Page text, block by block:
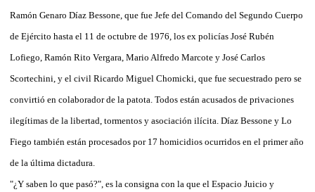
Ramón Genaro Díaz Bessone, que fue Jefe del Comando del Segundo Cuerpo
de Ejército hasta el 11 de octubre de 1976, los ex policías José Rubén
Lofiego, Ramón Rito Vergara, Mario Alfredo Marcote y José Carlos
Scortechini, y el civil Ricardo Miguel Chomicki, que fue secuestrado pero se
convirtió en colaborador de la patota. Todos están acusados de privaciones
ilegítimas de la libertad, tormentos y asociación ilícita. Díaz Bessone y Lo
Fiego también están procesados por 17 homicidios ocurridos en el primer año
de la última dictadura.
"¿Y saben lo que pasó?", es la consigna con la que el Espacio Juicio y